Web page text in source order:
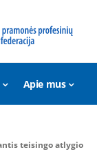
Apie mus
teisingo atlygio